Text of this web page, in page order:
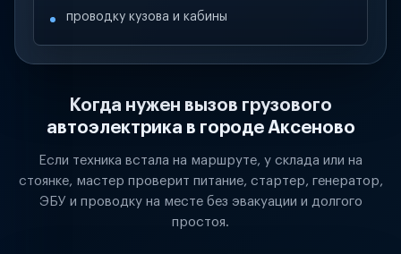
проводку кузова и кабины
Когда нужен вызов грузового
автоэлектрика в городе Аксеново
Если техника встала на маршруте, у склада или на
стоянке, мастер проверит питание, стартер, генератор,
ЭБУ и проводку на месте без эвакуации и долгого
простоя.